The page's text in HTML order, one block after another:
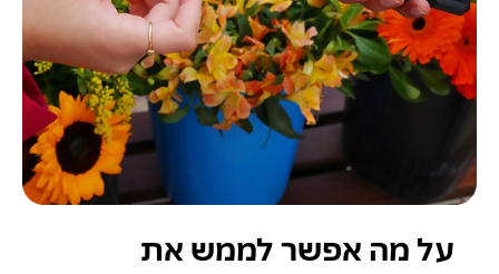
על מה אפשר לממש את